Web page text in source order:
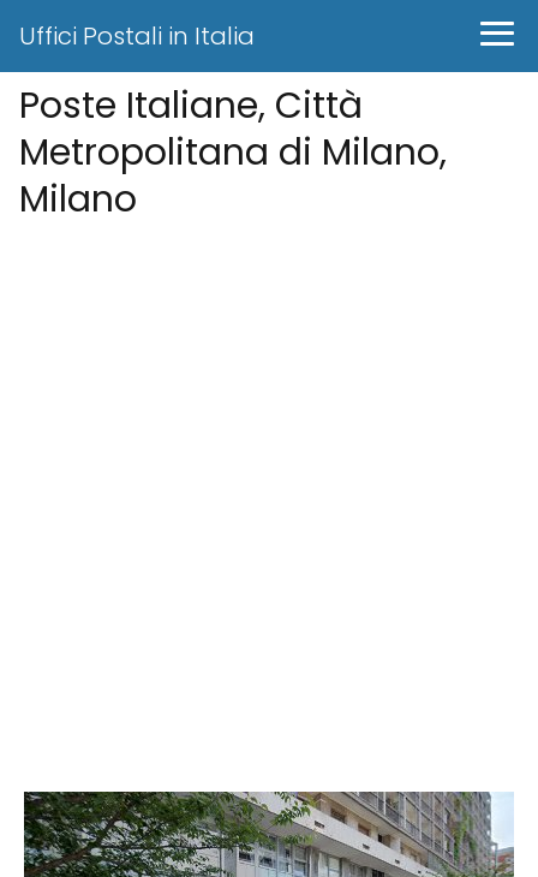
Uffici Postali in Italia
Poste Italiane, Città
Metropolitana di Milano,
Milano